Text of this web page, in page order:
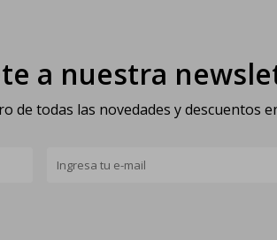
a nuestra
de todas las novedades y descuentos